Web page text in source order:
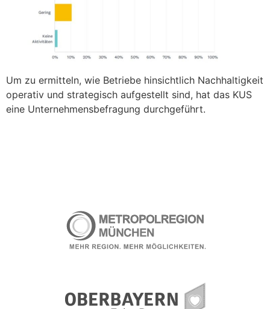
Um zu ermitteln, wie Betriebe hinsichtlich Nachhaltigkeit
operativ und strategisch aufgestellt sind, hat das KUS
eine Unternehmensbefragung durchgeführt.